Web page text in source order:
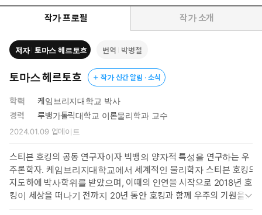
작가 프로필 작가 소개
저자 토마스 헤르토흐 번역 박병철
토마스 헤르토흐 작가 신간 알림 · 소식
학력
케임브리지대학교 박사
경력
루뱅가톨릭대학교 이론물리학과 교수
2024.01.09 업데이트
스티븐 호킹의 공동 연구자이자 빅뱅의 양자적 특성을 연구하는 우
주론학자. 케임브리지대학교에서 세계적인 물리학자 스티븐 호킹의
지도하에 박사학위를 받았으며, 이때의 인연을 시작으로 2018년 호
킹이 세상을 떠나기 전까지 20년 동안 호킹과 함께 우주의 기원을